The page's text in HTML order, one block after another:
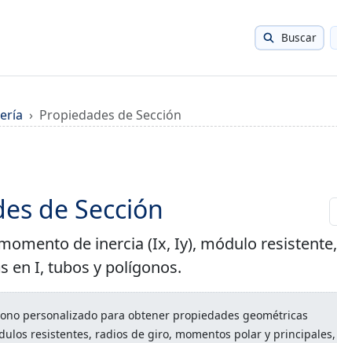
Buscar
Propiedades de Sección
de Sección
de inercia (Ix, Iy), módulo resistente,
en I, tubos y polígonos.
personalizado para obtener propiedades geométricas
resistentes, radios de giro, momentos polar y principales,